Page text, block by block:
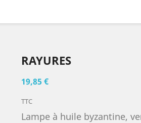
RAYURES
19,85 €
TTC
Lampe à huile byzantine,